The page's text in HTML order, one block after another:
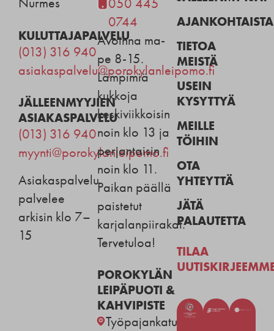
Nurmes
KULUTTAJAPALVELU
(013) 316 940
asiakaspalvelu@porokylanleipomo.fi
JÄLLEENMYYJIEN
ASIAKASPALVELU
(013) 316 940
myynti@porokylanleipomo.fi
Asiakaspalvelu
palvelee
arkisin klo 7–
15
050 445
0744
Avoinna ma-
pe 8-15.
Lämpimiä
kukkoja
keskiviikkoisin
noin klo 13 ja
perjantaisin
noin klo 11.
Paikan päällä
paistetut
karjalanpiirakat.
Tervetuloa!
POROKYLÄN
LEIPÄPUOTI &
KAHVIPISTE
Työpajankatu
AJANKOHTAISTA
TIETOA
MEISTÄ
USEIN
KYSYTTYÄ
MEILLE
TÖIHIN
OTA
YHTEYTTÄ
JÄTÄ
PALAUTETTA
TILAA